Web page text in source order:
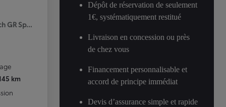
GR Sport Premiere MY25
km
Dépôt de réservation de seulement
1€, systématiquement restitué
Livraison en concession ou près
de chez vous
Financement personnalisable et
accord de principe immédiat
Devis d’assurance simple et rapide